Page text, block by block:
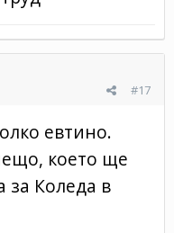
#17
евтино.
което ще
за Коледа в